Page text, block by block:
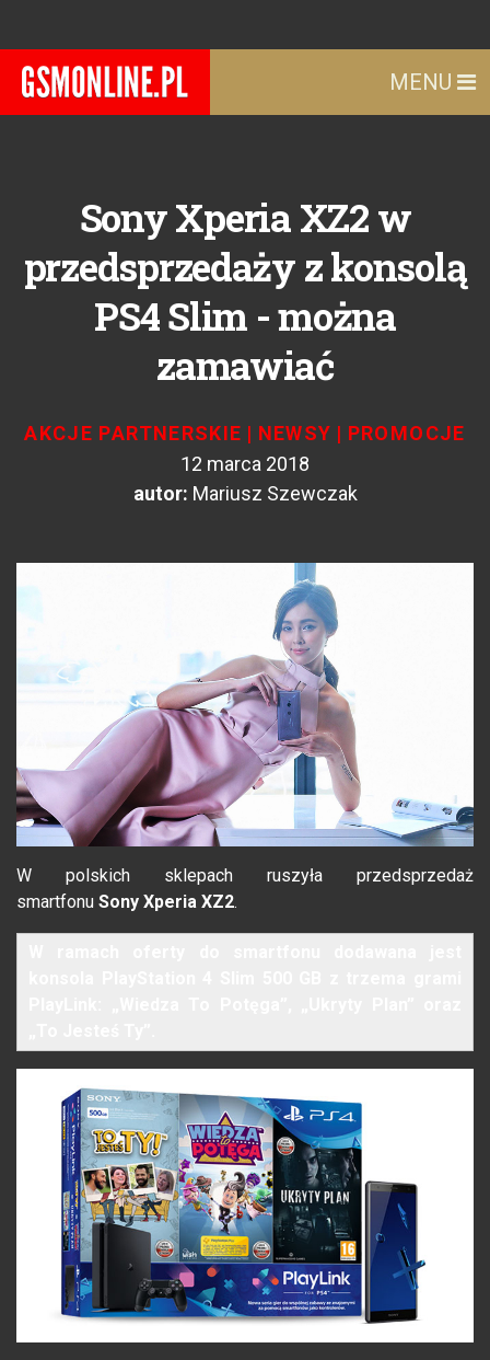
MENU
Sony Xperia XZ2 w
przedsprzedaży z konsolą
PS4 Slim - można
zamawiać
AKCJE PARTNERSKIE | NEWSY | PROMOCJE
12 marca 2018
autor: Mariusz Szewczak
W polskich sklepach ruszyła przedsprzedaż
smartfonu Sony Xperia XZ2.